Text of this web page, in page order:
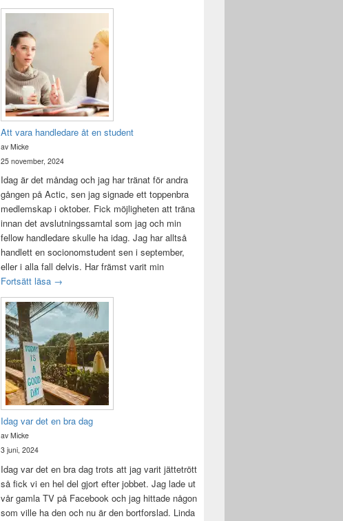
Att vara handledare åt en student
av Micke
25 november, 2024
Idag är det måndag och jag har tränat för andra
gången på Actic, sen jag signade ett toppenbra
medlemskap i oktober. Fick möjligheten att träna
innan det avslutningssamtal som jag och min
fellow handledare skulle ha idag. Jag har alltså
handlett en socionomstudent sen i september,
eller i alla fall delvis. Har främst varit min
Fortsätt läsa Att vara handledare åt en student
→
Idag var det en bra dag
av Micke
3 juni, 2024
Idag var det en bra dag trots att jag varit jättetrött
så fick vi en hel del gjort efter jobbet. Jag lade ut
vår gamla TV på Facebook och jag hittade någon
som ville ha den och nu är den bortforslad. Linda